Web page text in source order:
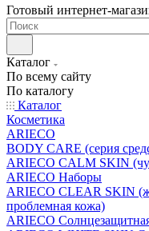
Готовый интернет-
Каталог
По всему сайту
По каталогу
Каталог
Косметика
ARIECO
BODY CARE (серия
ARIECO CALM SKIN
ARIECO Наборы
ARIECO CLEAR SKIN
проблемная кожа)
ARIECO